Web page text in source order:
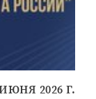
2026 Г.